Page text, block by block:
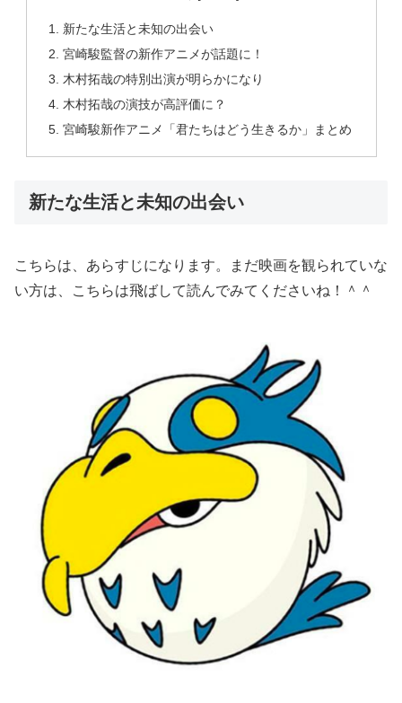
新たな生活と未知の出会い
宮崎駿監督の新作アニメが話題に！
木村拓哉の特別出演が明らかになり
木村拓哉の演技が高評価に？
宮崎駿新作アニメ「君たちはどう生きるか」まとめ
新たな生活と未知の出会い
こちらは、あらすじになります。まだ映画を観られていな
い方は、こちらは飛ばして読んでみてくださいね！＾＾